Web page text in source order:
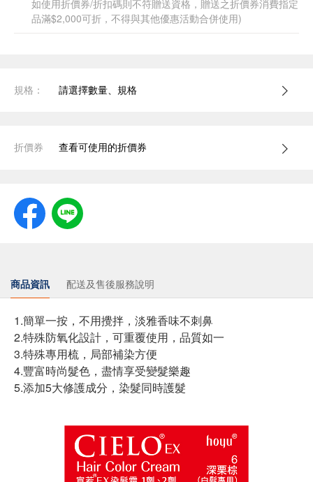
如使用折價券/折扣碼則不符贈送資格，贈送之折價券消費指定
品滿$2,000可折，不得與其他優惠活動合併使用)
規格： 請選擇數量、規格
折價券 查看可使用的折價券
商品資訊 配送及售後服務說明
1.簡單一按，不用攪拌，淡雅香味不刺鼻
2.特殊防氧化設計，可重覆使用，品質如一
3.特殊專用梳，局部補染方便
4.豐富時尚髮色，盡情享受變髮樂趣
5.添加5大修護成分，染髮同時護髮